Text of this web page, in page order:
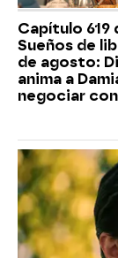
Capítulo 619
Sueños de
de agosto:
anima a
negociar con